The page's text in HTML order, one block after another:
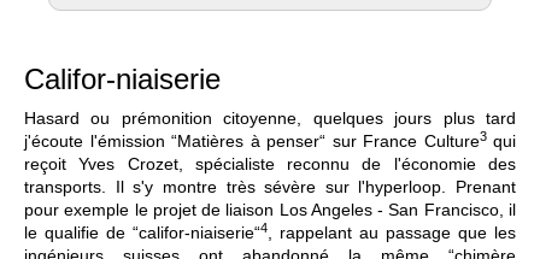
Califor-niaiserie
Hasard ou prémonition citoyenne, quelques jours plus tard
j'écoute l'émission “Matières à penser“ sur France Culture3qui
reçoit Yves Crozet, spécialiste reconnu de l'économie des
transports. Il s'y montre très sévère sur l'hyperloop. Prenant
pour exemple le projet de liaison Los Angeles - San Francisco, il
le qualifie de “califor-niaiserie“4
, rappelant au passage que les
ingénieurs suisses ont abandonné la même “chimère